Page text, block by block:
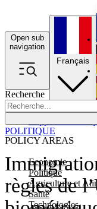
Open sub
navigation
Recherche
POLICY AREAS
Economie
Politique
Agriculture et
Santé
Technologies
Français
règles de
POLITIQUE